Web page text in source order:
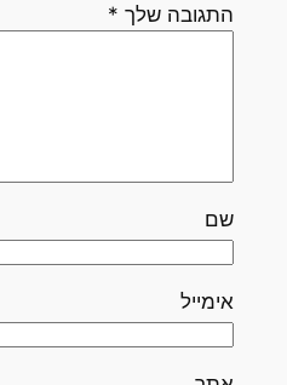
התגובה שלך *
שם
אימייל